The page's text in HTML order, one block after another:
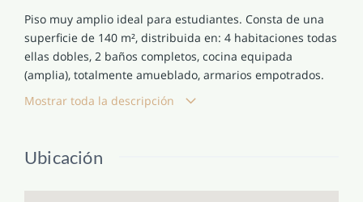
Piso muy amplio ideal para estudiantes. Consta de una
superficie de 140 m², distribuida en: 4 habitaciones todas
ellas dobles, 2 baños completos, cocina equipada
(amplia), totalmente amueblado, armarios empotrados.
Tiene salida a balcón exterior desde el comedor.
Calefacción central (incluida en precio), suelo de terrazo y
aluminio. La finca dispone de ascensor, hay portero
automático.
Mostrar toda la descripción
Ubicación